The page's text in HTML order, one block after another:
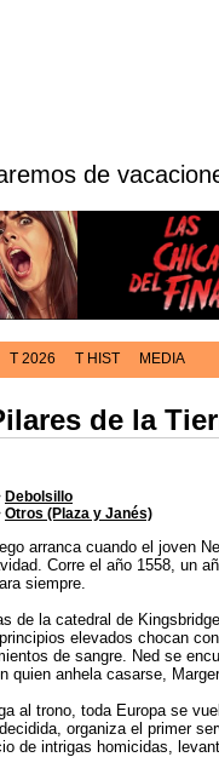
de
T 2026 T HIST MEDIA
de la
Debolsillo
Otros (Plaza y Janés)
arranca cuando el joven
Corre el año 1558, un
siempre.
de la catedral de
elevados chocan
de sangre. Ned se
quien anhela casarse,
al trono, toda Europa se
organiza el primer
de intrigas homicidas,